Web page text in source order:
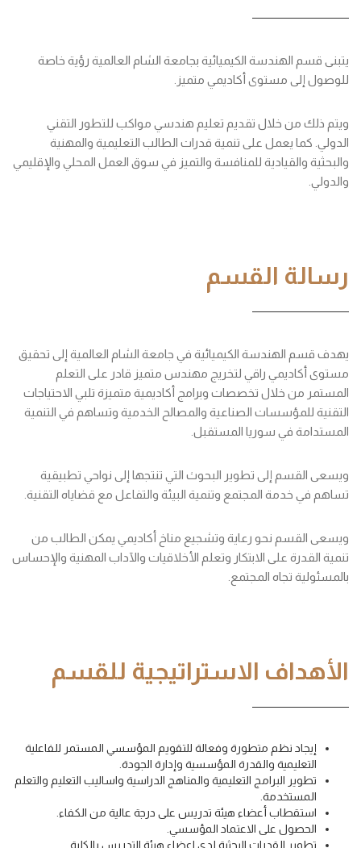
يتبنى قسم الهندسة الكيميائية بجامعة الشام العالمية رؤية خاصة
للوصول إلى مستوى أكاديمي متميز.
ويتم ذلك من خلال تقديم تعليم هندسي مواكب للتطور التقني
الدولي. كما يعمل على تنمية قدرات الطالب التعليمية والمهنية
والبحثية والقيادية للمنافسة والتميز في سوق العمل المحلي والإقليمي
والدولي.
رسالة القسم
يهدف قسم الهندسة الكيميائية في جامعة الشام العالمية إلى تحقيق
مستوى أكاديمي راقي لتخريج مهندس متميز قادر على التعلم
المستمر من خلال تخصصات وبرامج أكاديمية متميزة تلبي الاحتياجات
التقنية للمؤسسات الصناعية والمصالح الخدمية وتساهم في التنمية
المستدامة في سوريا المستقبل.
ويسعى القسم إلى تطوير البحوث التي تنتجها إلى نواحي تطبيقية
تساهم في خدمة المجتمع وتنمية البيئة والتفاعل مع قضاياه التقنية.
ويسعى القسم نحو رعاية وتشجيع مناخ أكاديمي يمكن الطالب من
تنمية القدرة على الابتكار وتعلم الأخلاقيات والآداب المهنية والإحساس
بالمسئولية تجاه المجتمع.
الأهداف الاستراتيجية للقسم
إيجاد نظم متطورة وفعالة للتقويم المؤسسي المستمر للفاعلية
التعليمية والقدرة المؤسسية وإدارة الجودة.
تطوير البرامج التعليمية والمناهج الدراسية واساليب التعليم والتعلم
المستخدمة.
استقطاب أعضاء هيئة تدريس على درجة عالية من الكفاء.
الحصول على الاعتماد المؤسسي.
تطوير القدرات البحثية لدى اعضاء هيئة التدريس بالكلية.